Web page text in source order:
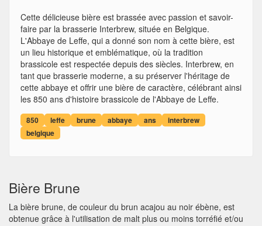
Cette délicieuse bière est brassée avec passion et savoir-
faire par la brasserie Interbrew, située en Belgique.
L'Abbaye de Leffe, qui a donné son nom à cette bière, est
un lieu historique et emblématique, où la tradition
brassicole est respectée depuis des siècles. Interbrew, en
tant que brasserie moderne, a su préserver l'héritage de
cette abbaye et offrir une bière de caractère, célébrant ainsi
les 850 ans d'histoire brassicole de l'Abbaye de Leffe.
850 leffe brune abbaye ans
interbrew
belgique
Bière Brune
La bière brune, de couleur du brun acajou au noir ébène, est
obtenue grâce à l'utilisation de malt plus ou moins torréfié et/ou